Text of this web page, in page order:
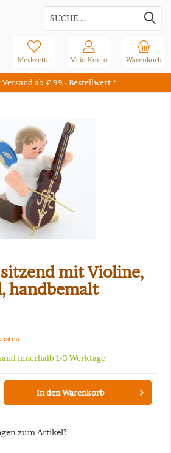
ab € 99,- Bestellwert *
Warenkorb
Merkzettel Mein Konto
mit Violine,
handbemalt
innerhalb 1-3 Werktage
In denWarenkorb
zum Artikel?